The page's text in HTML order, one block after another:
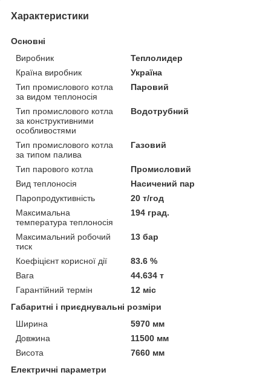
Характеристики
Основні
Виробник
Теплолидер
Країна виробник
Україна
Тип промислового котла
за видом теплоносія
Паровий
Тип промислового котла
за конструктивними
особливостями
Водотрубний
Тип промислового котла
за типом палива
Газовий
Тип парового котла
Промисловий
Вид теплоносія
Насичений пар
Паропродуктивність
20 т/год
Максимальна
температура теплоносія
194 град.
Максимальний робочий
тиск
13 бар
Коефіцієнт корисної дії
83.6 %
Вага
44.634 т
Гарантійний термін
12 міс
Габаритні і приєднувальні розміри
Ширина
5970 мм
Довжина
11500 мм
Висота
7660 мм
Електричні параметри